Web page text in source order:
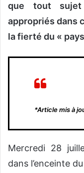
que tout
appropriés dans
la fierté du «
*Article mis à
Mercredi 28
dans l’enceinte